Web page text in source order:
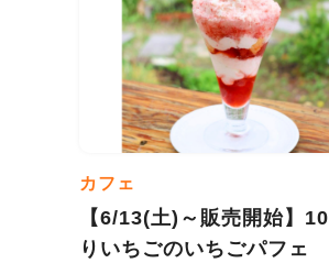
カフェ
【6/13(土)～販売開始】
りいちごのいちごパフェ